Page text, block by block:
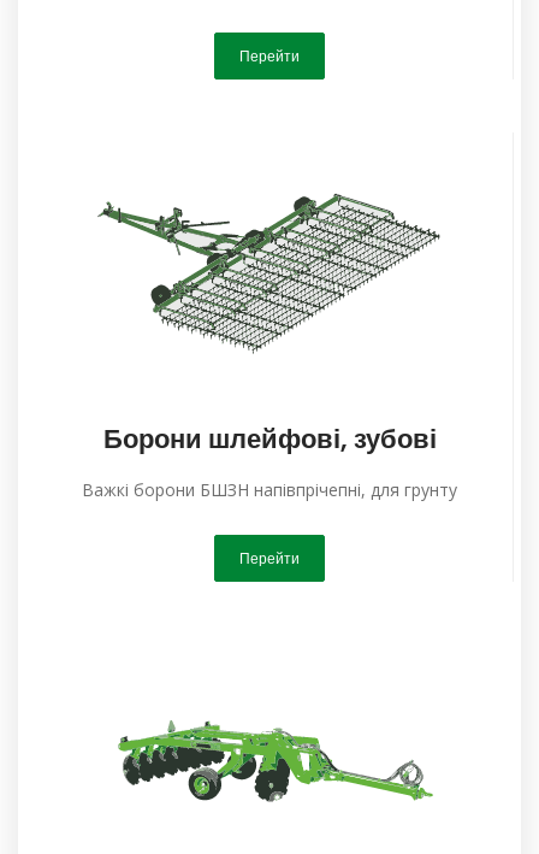
Перейти
Борони шлейфові, зубові
Важкі борони БШЗН напівпрічепні, для грунту
Перейти